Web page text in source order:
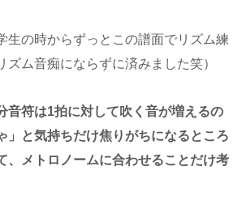
生の時からずっとこの譜面でリズム練
ズム音痴にならずに済みました笑）
音符は1拍に対して吹く音が増えるの
」と気持ちだけ焦りがちになるところ
、メトロノームに合わせることだけ考